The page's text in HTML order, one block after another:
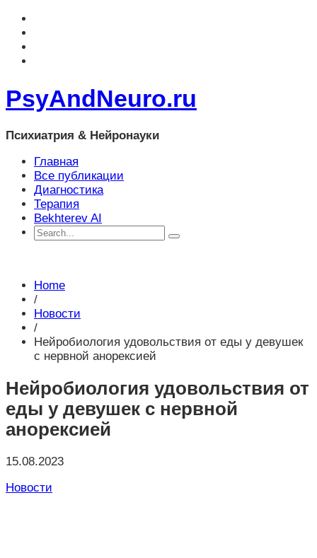
PsyAndNeuro.ru
Психиатрия & Нейронауки
Главная
Все публикации
Диагностика
Терапия
Bekhterev AI
Home
/
Новости
/
Нейробиология удовольствия от еды у девушек
с нервной анорексией
Нейробиология удовольствия от
еды у девушек с нервной
анорексией
15.08.2023
Новости